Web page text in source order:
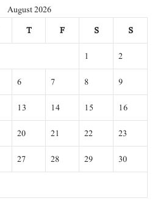
August 2026
T F S
S
1
2
6 7 8
9
13 14 15
16
20 21 22
23
27 28 29
30